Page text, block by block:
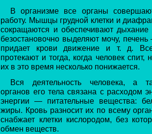
В организме все органы
работу. Мышцы грудной клетки и
сокращаются и обеспечивают дыхание
безостановочно выделяют мочу,
придает крови движение и т. д.
протекают и тогда, когда человек спит,
их в это время несколько понижается.
Вся деятельность человека, а
органов его тела связана с расходом
энергии — питательные вещества:
жиры. Кровь разносит их по всему
снабжает клетки кислородом, без
обмен веществ.